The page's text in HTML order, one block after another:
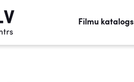
Filmu katalogs